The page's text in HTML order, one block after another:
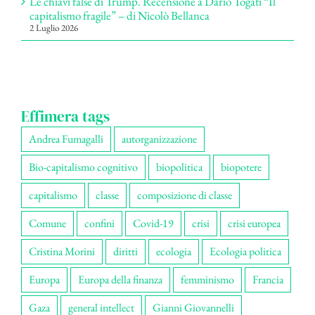
capitalismo fragile” – di Nicolò Bellanca
2 Luglio 2026
Effimera tags
Andrea Fumagalli
autorganizzazione
Bio-capitalismo cognitivo
biopolitica
biopotere
capitalismo
classe
composizione di classe
Comune
confini Covid-19 crisi
crisi europea
Cristina Morini
diritti ecologia
Ecologia politica
Europa
Europa della finanza femminismo
Francia
Gaza
general intellect Gianni Giovannelli